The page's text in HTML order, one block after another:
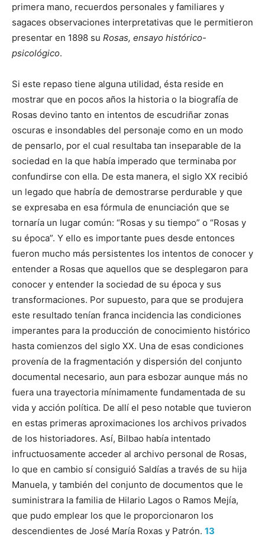
primera mano, recuerdos personales y familiares y
sagaces observaciones interpretativas que le permitieron
presentar en 1898 su Rosas, ensayo histórico-
psicológico.
Si este repaso tiene alguna utilidad, ésta reside en
mostrar que en pocos años la historia o la biografía de
Rosas devino tanto en intentos de escudriñar zonas
oscuras e insondables del personaje como en un modo
de pensarlo, por el cual resultaba tan inseparable de la
sociedad en la que había imperado que terminaba por
confundirse con ella. De esta manera, el siglo XX recibió
un legado que habría de demostrarse perdurable y que
se expresaba en esa fórmula de enunciación que se
tornaría un lugar común: “Rosas y su tiempo” o “Rosas y
su época”. Y ello es importante pues desde entonces
fueron mucho más persistentes los intentos de conocer y
entender a Rosas que aquellos que se desplegaron para
conocer y entender la sociedad de su época y sus
transformaciones. Por supuesto, para que se produjera
este resultado tenían franca incidencia las condiciones
imperantes para la producción de conocimiento histórico
hasta comienzos del siglo XX. Una de esas condiciones
provenía de la fragmentación y dispersión del conjunto
documental necesario, aun para esbozar aunque más no
fuera una trayectoria mínimamente fundamentada de su
vida y acción política. De allí el peso notable que tuvieron
en estas primeras aproximaciones los archivos privados
de los historiadores. Así, Bilbao había intentado
infructuosamente acceder al archivo personal de Rosas,
lo que en cambio sí consiguió Saldías a través de su hija
Manuela, y también del conjunto de documentos que le
suministrara la familia de Hilario Lagos o Ramos Mejía,
que pudo emplear los que le proporcionaron los
descendientes de José María Roxas y Patrón. 13